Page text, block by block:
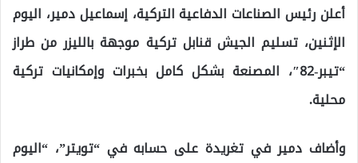
أعلن رئيس الصناعات الدفاعية التركية، إسماعيل دمير، اليوم
الإثنين، تسليم الجيش قنابل تركية موجهة بالليزر من طراز
“تيبر-82″، المصنعة بشكل كامل بخبرات وإمكانيات تركية
محلية.
وأضاف دمير في تغريدة على حسابه في “تويتر”، “اليوم